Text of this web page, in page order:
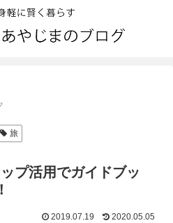
旅
プ活用でガイドブッ
2019.07.19 2020.05.05